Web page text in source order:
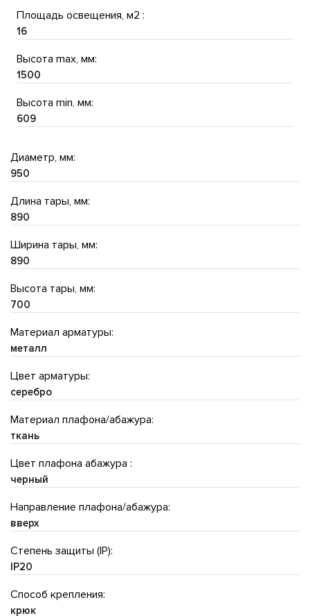
Площадь освещения, м2 :
16
Высота max, мм:
1500
Высота min, мм:
609
Диаметр, мм:
950
Длина тары, мм:
890
Ширина тары, мм:
890
Высота тары, мм:
700
Материал арматуры:
металл
Цвет арматуры:
серебро
Материал плафона/абажура:
ткань
Цвет плафона абажура :
черный
Направление плафона/абажура:
вверх
Степень защиты (IP):
IP20
Способ крепления:
крюк